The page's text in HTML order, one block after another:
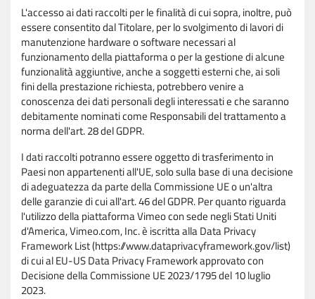
L'accesso ai dati raccolti per le finalità di cui sopra, inoltre, può
essere consentito dal Titolare, per lo svolgimento di lavori di
manutenzione hardware o software necessari al
funzionamento della piattaforma o per la gestione di alcune
funzionalità aggiuntive, anche a soggetti esterni che, ai soli
fini della prestazione richiesta, potrebbero venire a
conoscenza dei dati personali degli interessati e che saranno
debitamente nominati come Responsabili del trattamento a
norma dell'art. 28 del GDPR.
I dati raccolti potranno essere oggetto di trasferimento in
Paesi non appartenenti all'UE, solo sulla base di una decisione
di adeguatezza da parte della Commissione UE o un'altra
delle garanzie di cui all'art. 46 del GDPR. Per quanto riguarda
l'utilizzo della piattaforma Vimeo con sede negli Stati Uniti
d'America, Vimeo.com, Inc. è iscritta alla Data Privacy
Framework List (https://www.dataprivacyframework.gov/list)
di cui al EU-US Data Privacy Framework approvato con
Decisione della Commissione UE 2023/1795 del 10 luglio
2023.